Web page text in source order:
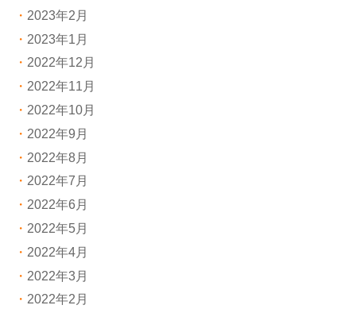
2023年2月
2023年1月
2022年12月
2022年11月
2022年10月
2022年9月
2022年8月
2022年7月
2022年6月
2022年5月
2022年4月
2022年3月
2022年2月